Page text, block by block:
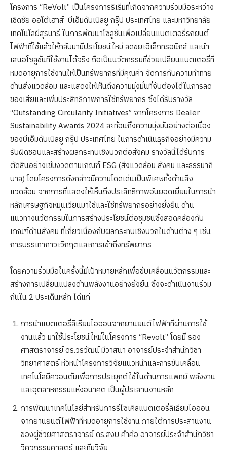
โครงการ “ReVolt” เป็นโครงการริเริ่มที่เกิดจากความร่วมมือระหว่าง
เชิดชัย ออโต้เฮาส์ บีเอ็มดับเบิลยู กรุ๊ป ประเทศไทย และมหาวิทยาลัย
เทคโนโลยีสุรนารี ในการพัฒนาโซลูชันเพื่อเปลี่ยนแบตเตอรี่รถยนต์
ไฟฟ้าที่ใช้แล้วให้กลับมามีประโยชน์ใหม่ ลดขยะอิเล็กทรอนิกส์ และนำ
เสนอโซลูชันที่ใช้งานได้จริง ถือเป็นนวัตกรรมที่ช่วยเปลี่ยนแบตเตอรี่ที่
หมดอายุการใช้งานให้เป็นทรัพยากรที่มีคุณค่า จัดการกับความท้าทาย
ด้านสิ่งแวดล้อม และแสดงให้เห็นถึงความมุ่งมั่นที่จับต้องได้ในการลด
ของเสียและเพิ่มประสิทธิภาพการใช้ทรัพยากร ซึ่งได้รับรางวัล
“Outstanding Circularity Initiatives” จากโครงการ Dealer
Sustainability Awards 2024 สะท้อนถึงความมุ่งมั่นอย่างต่อเนื่อง
ของบีเอ็มดับเบิลยู กรุ๊ป ประเทศไทย ในการดำเนินธุรกิจอย่างมีความ
รับผิดชอบและสร้างผลกระทบเชิงบวกต่อสังคม รางวัลนี้ได้รับการ
ตัดสินอย่างเข้มงวดตามเกณฑ์ ESG (สิ่งแวดล้อม สังคม และธรรมาภิ
บาล) โดยโครงการดังกล่าวมีความโดดเด่นเป็นพิเศษทั้งด้านสิ่ง
แวดล้อม จากการที่แสดงให้เห็นถึงประสิทธิภาพอันยอดเยี่ยมในการนำ
หลักเศรษฐกิจหมุนเวียนมาใช้และใช้ทรัพยากรอย่างยั่งยืน ด้าน
แนวทางนวัตกรรมในการสร้างประโยชน์ต่อชุมชนซึ่งสอดคล้องกับ
เกณฑ์ด้านสังคม ที่เกี่ยวเนื่องกับผลกระทบเชิงบวกในด้านต่าง ๆ เช่น
การบรรเทาภาวะวิกฤตและการเข้าถึงทรัพยากร
โดยความร่วมมือในครั้งนี้มีเป้าหมายหลักเพื่อขับเคลื่อนนวัตกรรมและ
สร้างการเปลี่ยนแปลงด้านพลังงานอย่างยั่งยืน ซึ่งจะดำเนินงานร่วม
กันใน 2 ประเด็นหลัก ได้แก่
การนำแบตเตอรี่ลิเธียมไอออนจากยานยนต์ไฟฟ้าที่ผ่านการใช้
งานแล้ว มาใช้ประโยชน์ใหม่ในโครงการ “Revolt” โดยมี รอง
ศาสตราจารย์ ดร.วรวัฒน์ มีวาสนา อาจารย์ประจำสำนักวิชา
วิทยาศาสตร์ หัวหน้าโครงการวิจัยแนวหน้าและการขับเคลื่อน
เทคโนโลยีควอนตัมเพื่อการประยุกต์ใช้ในด้านการแพทย์ พลังงาน
และอุตสาหกรรมแห่งอนาคต เป็นผู้ประสานงานหลัก
การพัฒนาเทคโนโลยีสำหรับการรีไซเคิลแบตเตอรี่ลิเธียมไอออน
จากยานยนต์ไฟฟ้าที่หมดอายุการใช้งาน ภายใต้การประสานงาน
ของผู้ช่วยศาสตราจารย์ ดร.สงบ คำค้อ อาจารย์ประจำสำนักวิชา
วิศวกรรมศาสตร์ และทีมวิจัย